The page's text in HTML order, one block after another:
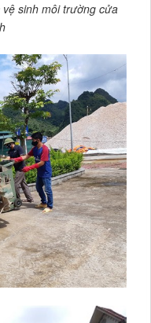
sinh môi trường cửa